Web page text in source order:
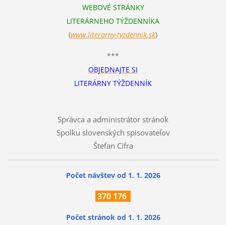
WEBOVÉ STRÁNKY
LITERÁRNEHO TÝŽDENNÍKA
(www.literarny-tyzdennik.sk)
***
OBJEDNAJTE SI
LITERÁRNY TÝŽDENNÍK
Správca a administrátor stránok
Spolku slovenských spisovateľov
Štefan Cifra
Počet návštev od 1. 1. 2026
370 176
Počet stránok od 1. 1. 2026